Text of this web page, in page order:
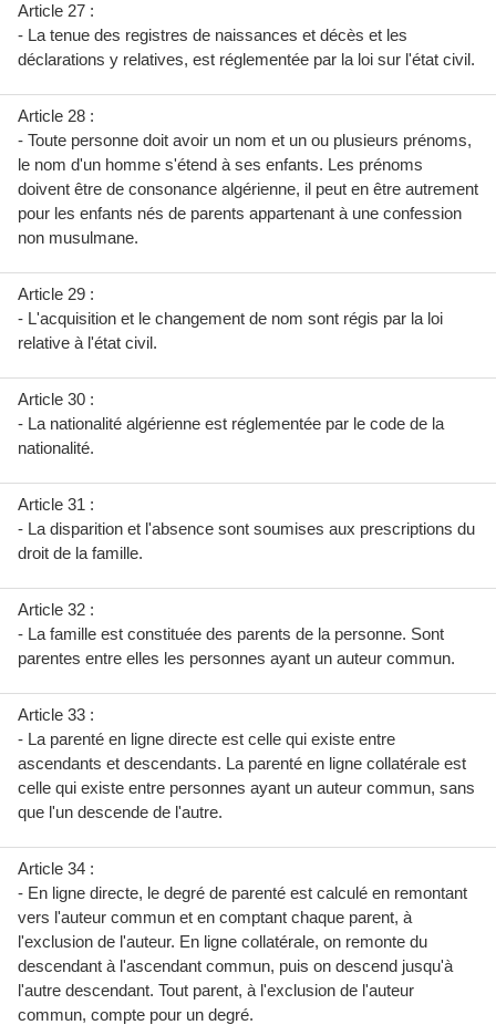
Article 27 :
- La tenue des registres de naissances et décès et les
déclarations y relatives, est réglementée par la loi sur l'état civil.
Article 28 :
- Toute personne doit avoir un nom et un ou plusieurs prénoms,
le nom d'un homme s'étend à ses enfants. Les prénoms
doivent être de consonance algérienne, il peut en être autrement
pour les enfants nés de parents appartenant à une confession
non musulmane.
Article 29 :
- L'acquisition et le changement de nom sont régis par la loi
relative à l'état civil.
Article 30 :
- La nationalité algérienne est réglementée par le code de la
nationalité.
Article 31 :
- La disparition et l'absence sont soumises aux prescriptions du
droit de la famille.
Article 32 :
- La famille est constituée des parents de la personne. Sont
parentes entre elles les personnes ayant un auteur commun.
Article 33 :
- La parenté en ligne directe est celle qui existe entre
ascendants et descendants. La parenté en ligne collatérale est
celle qui existe entre personnes ayant un auteur commun, sans
que l'un descende de l'autre.
Article 34 :
- En ligne directe, le degré de parenté est calculé en remontant
vers l'auteur commun et en comptant chaque parent, à
l'exclusion de l'auteur. En ligne collatérale, on remonte du
descendant à l'ascendant commun, puis on descend jusqu'à
l'autre descendant. Tout parent, à l'exclusion de l'auteur
commun, compte pour un degré.